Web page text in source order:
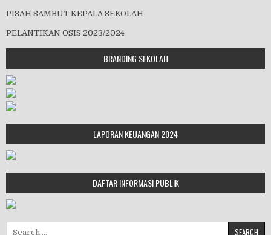
PISAH SAMBUT KEPALA SEKOLAH
PELANTIKAN OSIS 2023/2024
BRANDING SEKOLAH
LAPORAN KEUANGAN 2024
DAFTAR INFORMASI PUBLIK